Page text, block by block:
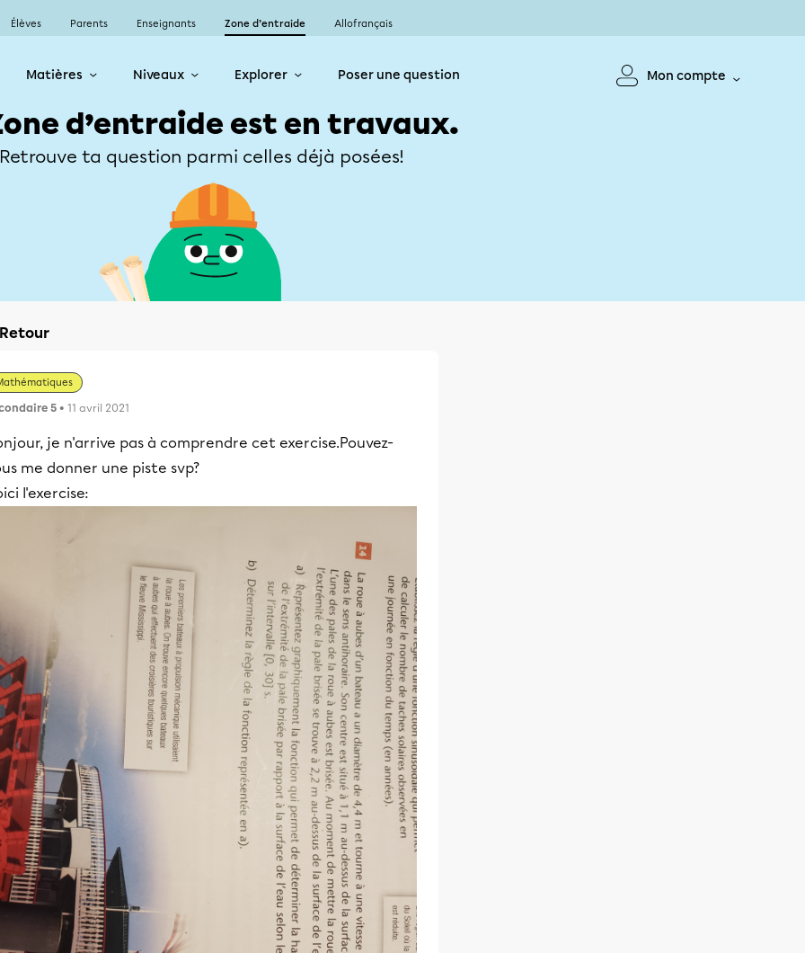
Élèves Parents Enseignants Zone d’entraide Allofrançais
Matières Niveaux Explorer Poser une question Mon compte
d’entraide est en travaux.
ta question parmi celles déjà posées!
Retour
5 • 11 avril 2021
je n'arrive pas à comprendre cet exercise.Pouvez-
me donner une piste svp?
l'exercise: